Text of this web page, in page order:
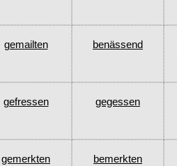
gemailten benässend
gefressen gegessen
gemerkten bemerkten